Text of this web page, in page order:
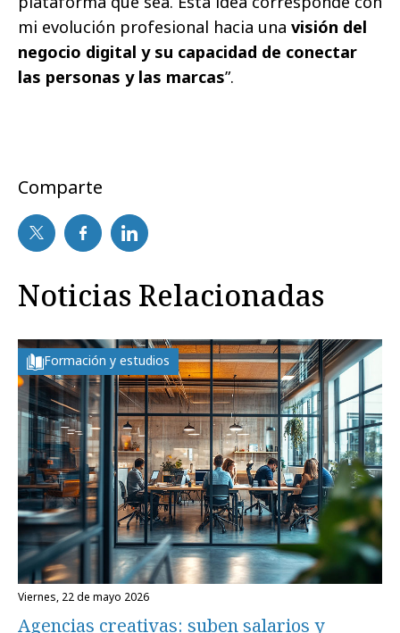
mi evolución profesional hacia una visión del
negocio digital y su capacidad de conectar
las personas y las marcas”.
Comparte
Noticias Relacionadas
Formación y estudios
viernes, 22 de mayo 2026
Agencias creativas: suben salarios y